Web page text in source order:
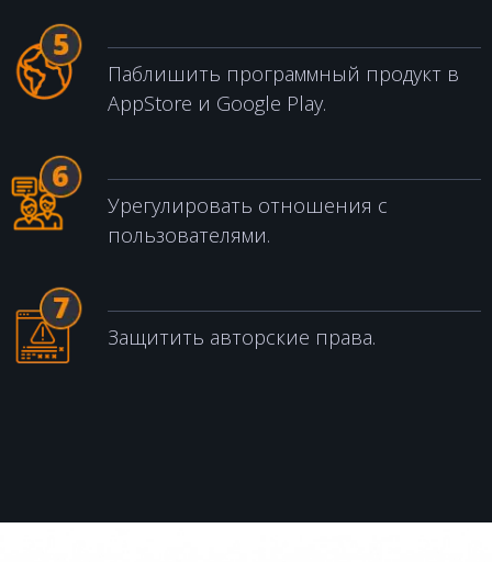
Паблишить программный продукт в
AppStore и Google Play.
Урегулировать отношения с
пользователями.
Защитить авторские права.